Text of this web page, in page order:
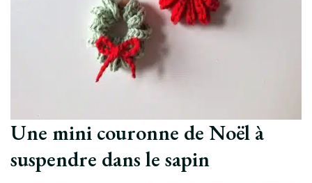
Une mini couronne de Noël à
suspendre dans le sapin